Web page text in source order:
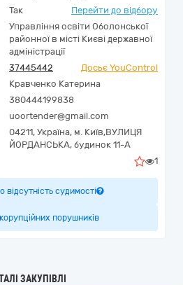
Так Перейти до відбору
Управління освіти Оболонської
районної в місті Києві державної
адміністрації
37445442
Досьє YouControl
Кравченко Катерина
380444199838
uoortender@gmail.com
04211, Україна, м. Київ,ВУЛИЦЯ
ЙОРДАНСЬКА, будинок 11-А
1
відсутність судимості
порушників
ЗАКУПІВЛІ